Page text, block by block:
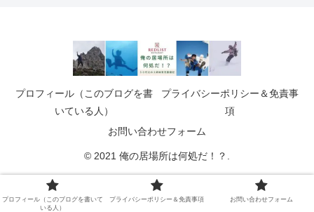
プロフィール（このブログを書
いている人）
プライバシーポリシー＆免責事
項
お問い合わせフォーム
© 2021 俺の居場所は何処だ！？.
プロフィール（このブログを書いて
いる人）
プライバシーポリシー＆免責事項 お問い合わせフォーム